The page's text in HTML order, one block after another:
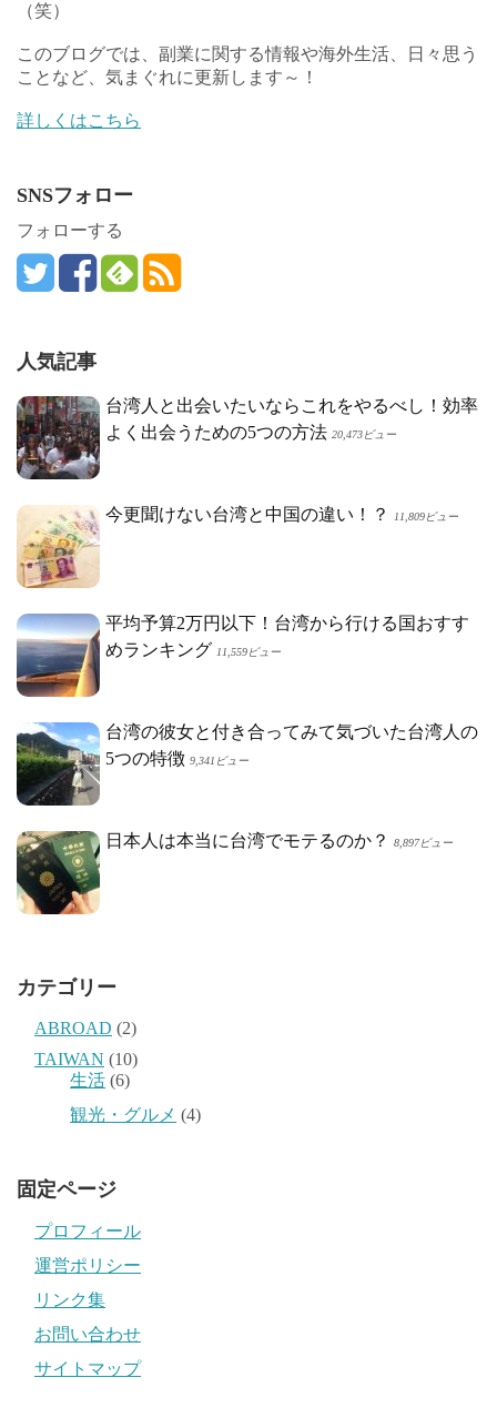
（笑）
このブログでは、副業に関する情報や海外生活、日々思う
ことなど、気まぐれに更新します～！
詳しくはこちら
SNSフォロー
フォローする
人気記事
台湾人と出会いたいならこれをやるべし！効率
よく出会うための5つの方法 20,473ビュー
今更聞けない台湾と中国の違い！？ 11,809ビュー
平均予算2万円以下！台湾から行ける国おすす
めランキング 11,559ビュー
台湾の彼女と付き合ってみて気づいた台湾人の
5つの特徴 9,341ビュー
日本人は本当に台湾でモテるのか？ 8,897ビュー
カテゴリー
ABROAD (2)
TAIWAN (10)
生活 (6)
観光・グルメ (4)
固定ページ
プロフィール
運営ポリシー
リンク集
お問い合わせ
サイトマップ